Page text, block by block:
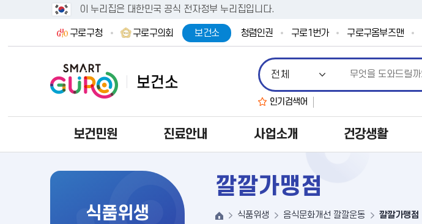
이 누리집은 대한민국 공식 전자정부 누리집입니다.
구로구청 구로구의회 보건소 청렴인권 구로1번가 구로구옴부즈맨
인기검색어
보건민원 진료안내 사업소개 건강생활
식품위생
깔깔가맹점
식품위생 음식문화개선 깔깔운동 깔깔가맹점